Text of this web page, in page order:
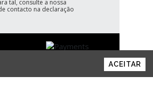
tal, consulte a nossa
contacto na declaração
ACEITAR